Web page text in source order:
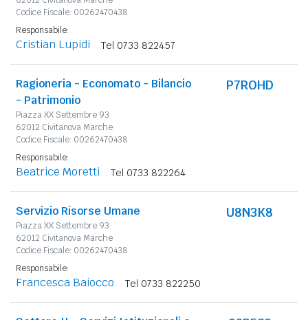
Codice Fiscale: 00262470438
Responsabile:
Cristian Lupidi Tel 0733 822457
Ragioneria - Economato - Bilancio
- Patrimonio
Piazza XX Settembre 93
62012 Civitanova Marche
Codice Fiscale: 00262470438
P7ROHD
Responsabile:
Beatrice Moretti Tel 0733 822264
Servizio Risorse Umane
Piazza XX Settembre 93
62012 Civitanova Marche
Codice Fiscale: 00262470438
U8N3K8
Responsabile:
Francesca Baiocco Tel 0733 822250